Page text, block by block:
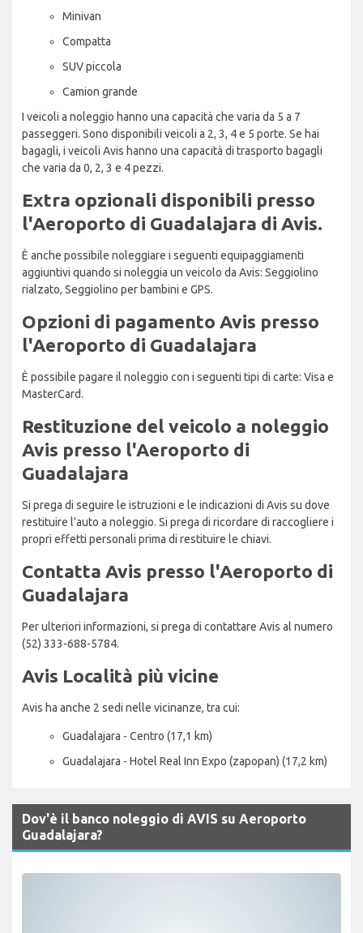
Minivan
Compatta
SUV piccola
Camion grande
I veicoli a noleggio hanno una capacità che varia da 5 a 7
passeggeri. Sono disponibili veicoli a 2, 3, 4 e 5 porte. Se hai
bagagli, i veicoli Avis hanno una capacità di trasporto bagagli
che varia da 0, 2, 3 e 4 pezzi.
Extra opzionali disponibili presso
l'Aeroporto di Guadalajara di Avis.
È anche possibile noleggiare i seguenti equipaggiamenti
aggiuntivi quando si noleggia un veicolo da Avis: Seggiolino
rialzato, Seggiolino per bambini e GPS.
Opzioni di pagamento Avis presso
l'Aeroporto di Guadalajara
È possibile pagare il noleggio con i seguenti tipi di carte: Visa e
MasterCard.
Restituzione del veicolo a noleggio
Avis presso l'Aeroporto di
Guadalajara
Si prega di seguire le istruzioni e le indicazioni di Avis su dove
restituire l'auto a noleggio. Si prega di ricordare di raccogliere i
propri effetti personali prima di restituire le chiavi.
Contatta Avis presso l'Aeroporto di
Guadalajara
Per ulteriori informazioni, si prega di contattare Avis al numero
(52) 333-688-5784.
Avis Località più vicine
Avis ha anche 2 sedi nelle vicinanze, tra cui:
Guadalajara - Centro (17,1 km)
Guadalajara - Hotel Real Inn Expo (zapopan) (17,2 km)
Dov'è il banco noleggio di AVIS su Aeroporto
Guadalajara?